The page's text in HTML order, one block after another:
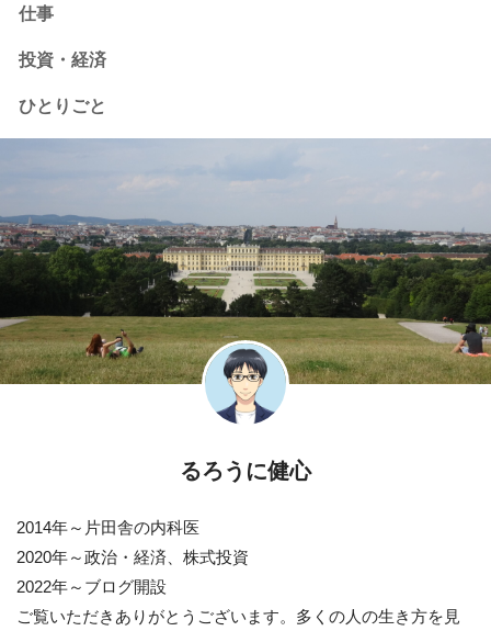
仕事
投資・経済
ひとりごと
るろうに健心
2014年～片田舎の内科医
2020年～政治・経済、株式投資
2022年～ブログ開設
ご覧いただきありがとうございます。多くの人の生き方を見